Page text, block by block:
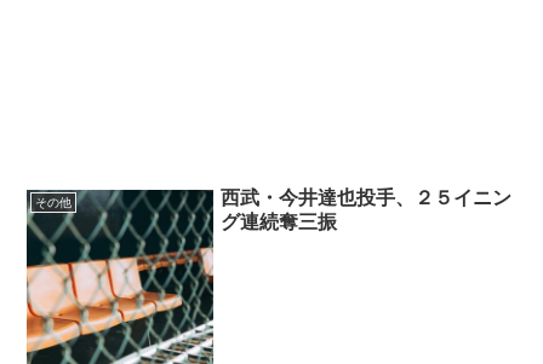
その他
西武・今井達也投手、２５イニン
グ連続奪三振